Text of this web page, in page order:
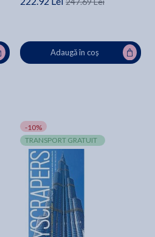
Adaugă în coș
-10%
TRANSPORT GRATUIT